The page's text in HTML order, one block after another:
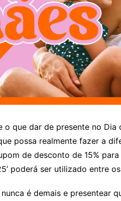
o que dar de presente no
possa realmente fazer a
de desconto de 15%
poderá ser utilizado entre
é demais e presentear